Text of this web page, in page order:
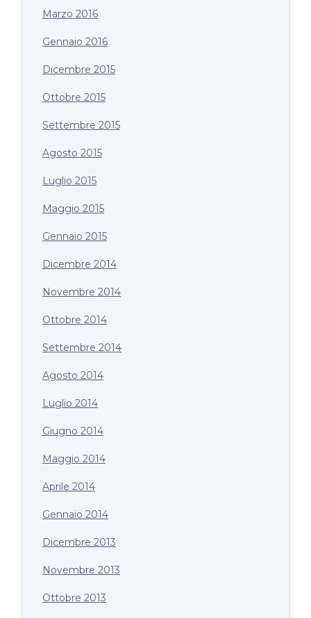
Marzo 2016
Gennaio 2016
Dicembre 2015
Ottobre 2015
Settembre 2015
Agosto 2015
Luglio 2015
Maggio 2015
Gennaio 2015
Dicembre 2014
Novembre 2014
Ottobre 2014
Settembre 2014
Agosto 2014
Luglio 2014
Giugno 2014
Maggio 2014
Aprile 2014
Gennaio 2014
Dicembre 2013
Novembre 2013
Ottobre 2013